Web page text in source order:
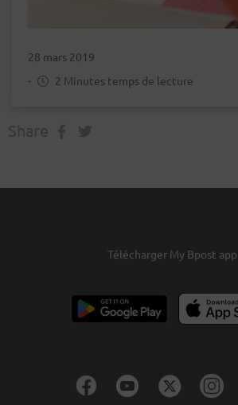
28 mars 2019
-
2 Minutes temps de lecture
Télécharger My Bpost app